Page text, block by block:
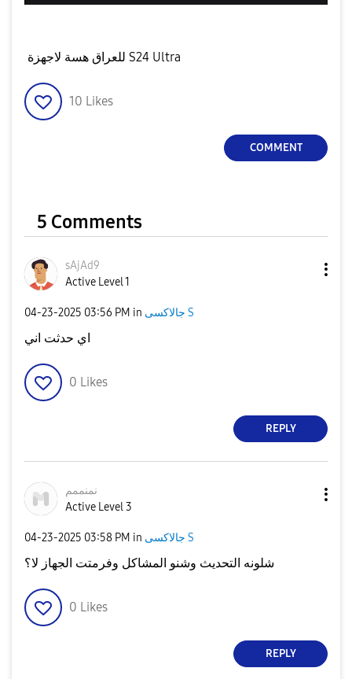
للعراق هسة لاجهزة S24 Ultra
10 Likes
COMMENT
5 Comments
sAjAd9
Active Level 1
‎04-23-2025 03:56 PM in جالاكسى S
اي حدثت اني
0 Likes
REPLY
نمنممم
Active Level 3
‎04-23-2025 03:58 PM in جالاكسى S
شلونه التحديث وشنو المشاكل وفرمتت الجهاز لا؟
0 Likes
REPLY